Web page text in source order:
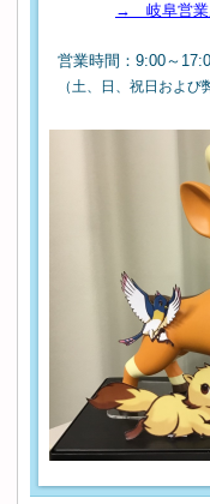
→ 岐阜営業
営業時間：9:00～
（土、日、祝日および